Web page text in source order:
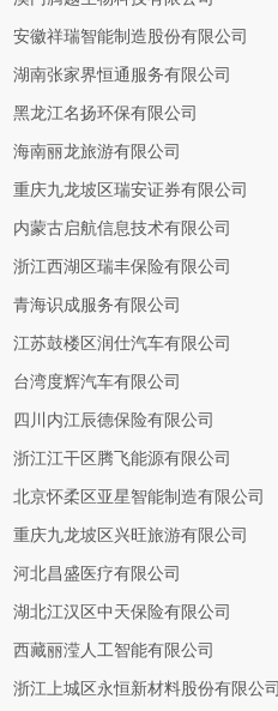
安徽祥瑞智能制造股份有限公司
湖南张家界恒通服务有限公司
黑龙江名扬环保有限公司
海南丽龙旅游有限公司
重庆九龙坡区瑞安证券有限公司
内蒙古启航信息技术有限公司
浙江西湖区瑞丰保险有限公司
青海识成服务有限公司
江苏鼓楼区润仕汽车有限公司
台湾度辉汽车有限公司
四川内江辰德保险有限公司
浙江江干区腾飞能源有限公司
北京怀柔区亚星智能制造有限公司
重庆九龙坡区兴旺旅游有限公司
河北昌盛医疗有限公司
湖北江汉区中天保险有限公司
西藏丽滢人工智能有限公司
浙江上城区永恒新材料股份有限公司